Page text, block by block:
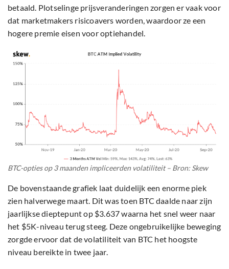
betaald. Plotselinge prijsveranderingen zorgen er vaak voor
dat marketmakers risicoavers worden, waardoor ze een
hogere premie eisen voor optiehandel.
BTC-opties op 3 maanden impliceerden volatiliteit – Bron: Skew
De bovenstaande grafiek laat duidelijk een enorme piek
zien halverwege maart. Dit was toen BTC daalde naar zijn
jaarlijkse dieptepunt op $3.637 waarna het snel weer naar
het $5K-niveau terug steeg. Deze ongebruikelijke beweging
zorgde ervoor dat de volatiliteit van BTC het hoogste
niveau bereikte in twee jaar.